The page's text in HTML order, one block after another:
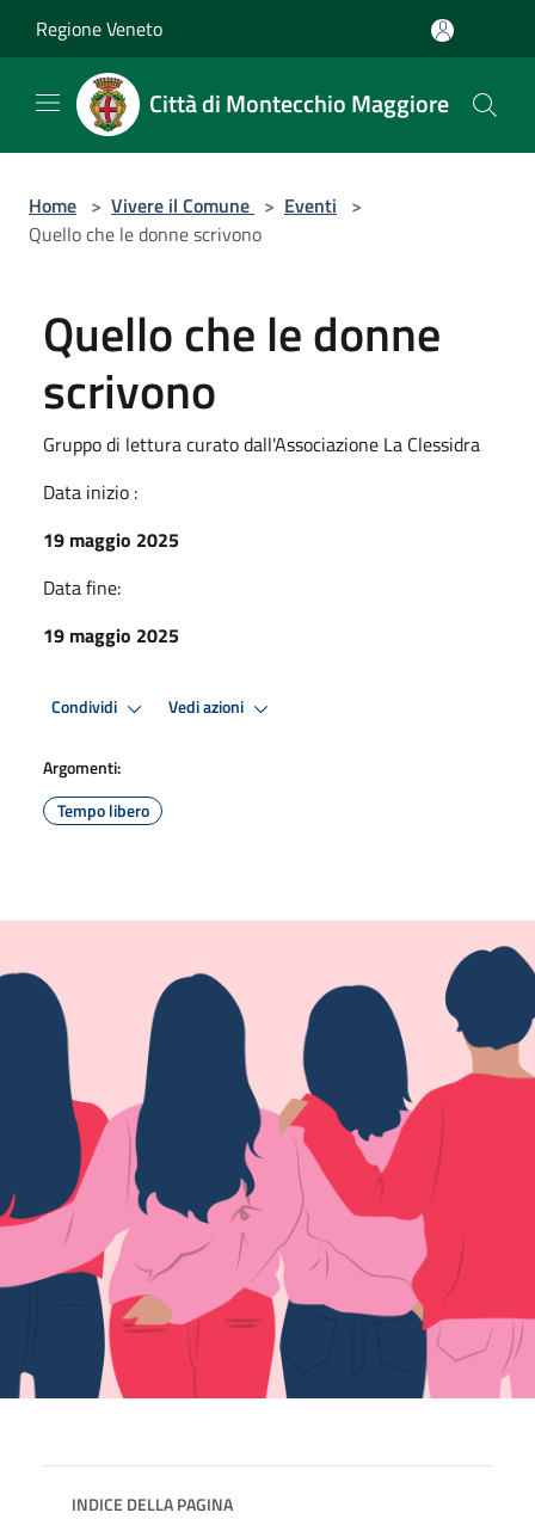
Regione Veneto
Città di Montecchio Maggiore
Home > Vivere il Comune > Eventi >
Quello che le donne scrivono
Quello che le donne
scrivono
Gruppo di lettura curato dall'Associazione La Clessidra
Data inizio :
19 maggio 2025
Data fine:
19 maggio 2025
Condividi Vedi azioni
Argomenti:
Tempo libero
INDICE DELLA PAGINA